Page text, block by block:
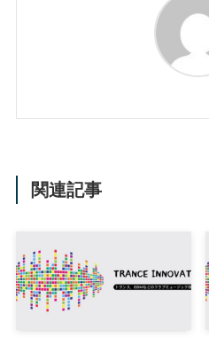
関連記事